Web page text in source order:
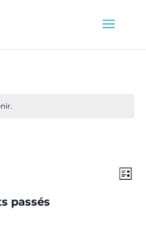
de
Liste
passés